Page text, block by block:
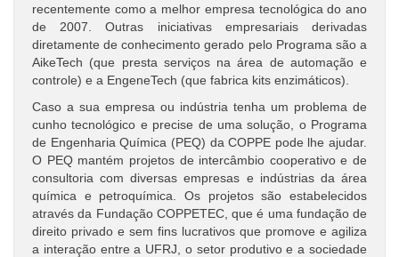
recentemente como a melhor empresa tecnológica do ano
de 2007. Outras iniciativas empresariais derivadas
diretamente de conhecimento gerado pelo Programa são a
AikeTech (que presta serviços na área de automação e
controle) e a EngeneTech (que fabrica kits enzimáticos).
Caso a sua empresa ou indústria tenha um problema de
cunho tecnológico e precise de uma solução, o Programa
de Engenharia Química (PEQ) da COPPE pode lhe ajudar.
O PEQ mantém projetos de intercâmbio cooperativo e de
consultoria com diversas empresas e indústrias da área
química e petroquímica. Os projetos são estabelecidos
através da Fundação COPPETEC, que é uma fundação de
direito privado e sem fins lucrativos que promove e agiliza
a interação entre a UFRJ, o setor produtivo e a sociedade